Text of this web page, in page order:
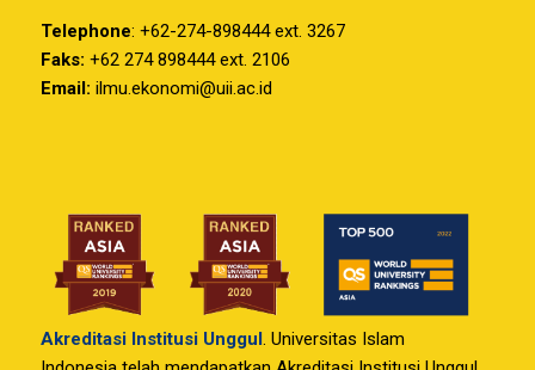
Telephone: +62-274-898444 ext. 3267
Faks: +62 274 898444 ext. 2106
Email: ilmu.ekonomi@uii.ac.id
Akreditasi Institusi Unggul . Universitas Islam